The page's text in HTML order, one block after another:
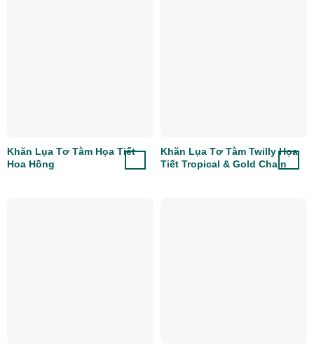
Khăn Lụa Tơ Tằm Họa Tiết
Hoa Hồng
Khăn Lụa Tơ Tằm Twilly Họa
Tiết Tropical & Gold Chain